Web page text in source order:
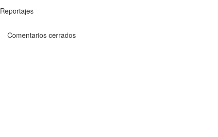
Reportajes
Comentarios cerrados